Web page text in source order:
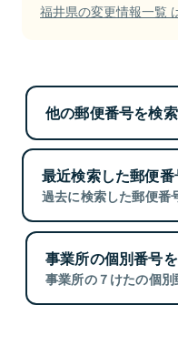
福井県の変更情報一覧
他の郵便番号を検
最近検索した郵便番
過去に検索した郵便番
事業所の個別番号
事業所の７けたの個別